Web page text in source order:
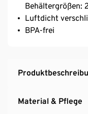
Behältergrößen:
Luftdicht
BPA-frei
Material & Pflege